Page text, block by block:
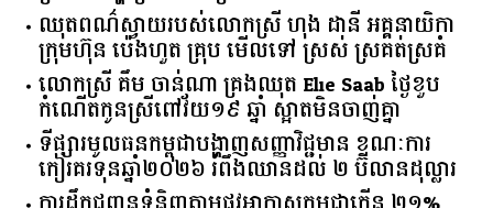
ឈុតពណ៌ស្វាយរបស់លោកស្រី ហុង ដានី អគ្គ​នាយិកា​
ក្រុមហ៊ុន ប៉េងហួត គ្រុប មើលទៅ ស្រស់ ស្រគត់ស្រគំ
លោកស្រី គឹម ចាន់ណា គ្រងឈុត Elie Saab ថ្ងៃខួប
កំណើតកូនស្រីពៅវ័យ១៩ ឆ្នាំ ស្អាតមិនចាញ់គ្នា
ទីផ្សារ​មូលធន​កម្ពុជា​បង្ហាញ​សញ្ញា​វិជ្ជមាន​ ​ខណៈ​ការ​
កៀរគរ​ទុន​ឆ្នាំ​២០២៦​ ​រំពឹង​ឈានដល់​ ​២​ ​ប៊ីលាន​ដុល្លារ​